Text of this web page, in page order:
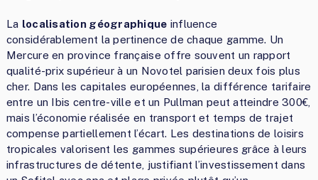
La localisation géographique influence
considérablement la pertinence de chaque gamme. Un
Mercure en province française offre souvent un rapport
qualité-prix supérieur à un Novotel parisien deux fois plus
cher. Dans les capitales européennes, la différence tarifaire
entre un Ibis centre-ville et un Pullman peut atteindre 300€,
mais l’économie réalisée en transport et temps de trajet
compense partiellement l’écart. Les destinations de loisirs
tropicales valorisent les gammes supérieures grâce à leurs
infrastructures de détente, justifiant l’investissement dans